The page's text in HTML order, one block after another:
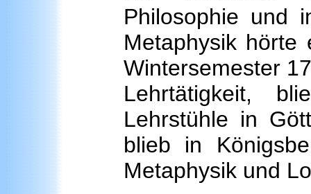
Philosophie und
Metaphysik hörte
Wintersemester
Lehrtätigkeit,
Lehrstühle in
blieb in
Metaphysik und